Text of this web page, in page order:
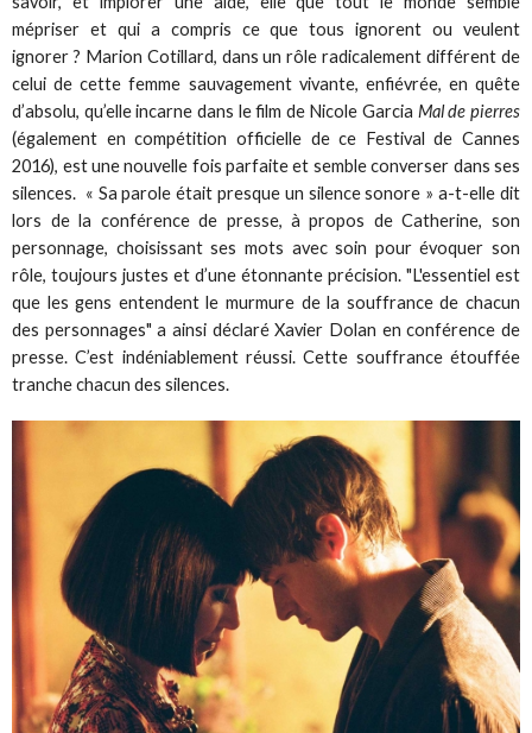
mépriser et qui a compris ce que tous ignorent ou veulent
ignorer ? Marion Cotillard, dans un rôle radicalement différent de
celui de cette femme sauvagement vivante, enfiévrée, en quête
d’absolu, qu’elle incarne dans le film de Nicole Garcia Mal de pierres
(également en compétition officielle de ce Festival de Cannes
2016), est une nouvelle fois parfaite et semble converser dans ses
silences. « Sa parole était presque un silence sonore » a-t-elle dit
lors de la conférence de presse, à propos de Catherine, son
personnage, choisissant ses mots avec soin pour évoquer son
rôle, toujours justes et d’une étonnante précision. "L'essentiel est
que les gens entendent le murmure de la souffrance de chacun
des personnages" a ainsi déclaré Xavier Dolan en conférence de
presse. C’est indéniablement réussi. Cette souffrance étouffée
tranche chacun des silences.